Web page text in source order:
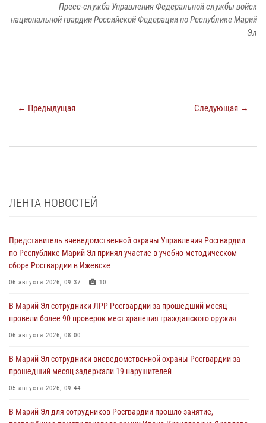
Пресс-служба Управления Федеральной службы войск
национальной гвардии Российской Федерации по Республике Марий
Эл
← Предыдущая Следующая →
ЛЕНТА НОВОСТЕЙ
Представитель вневедомственной охраны Управления Росгвардии
по Республике Марий Эл принял участие в учебно-методическом
сборе Росгвардии в Ижевске
06 августа 2026, 09:37 10
В Марий Эл сотрудники ЛРР Росгвардии за прошедший месяц
провели более 90 проверок мест хранения гражданского оружия
06 августа 2026, 08:00
В Марий Эл сотрудники вневедомственной охраны Росгвардии за
прошедший месяц задержали 19 нарушителей
05 августа 2026, 09:44
В Марий Эл для сотрудников Росгвардии прошло занятие,